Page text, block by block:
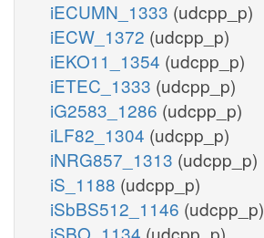
iECUMN_1333 (udcpp_p)
iECW_1372 (udcpp_p)
iEKO11_1354 (udcpp_p)
iETEC_1333 (udcpp_p)
iG2583_1286 (udcpp_p)
iLF82_1304 (udcpp_p)
iNRG857_1313 (udcpp_p)
iS_1188 (udcpp_p)
iSbBS512_1146 (udcpp_p)
iSBO_1134 (udcpp_p)